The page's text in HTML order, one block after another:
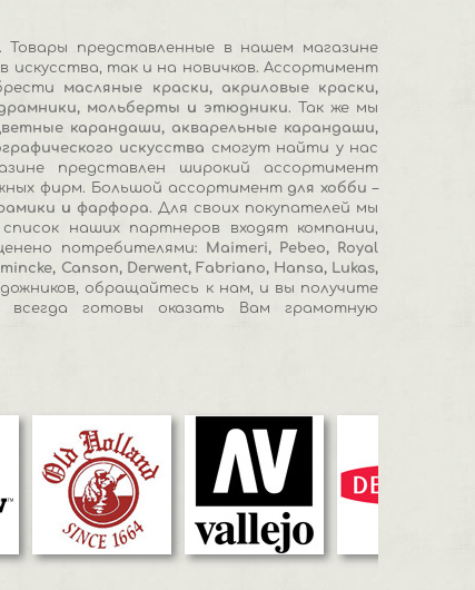
представленные в нашем магазине
искусства, так и на новичков. Ассортимент
масляные краски, акриловые краски,
, мольберты и этюдники. Так же мы
карандаши, акварельные карандаши,
искусства смогут найти у нас
представлен широкий ассортимент
фирм. Большой ассортимент для хобби –
и фарфора. Для своих покупателей мы
наших партнеров входят компании,
потребителями:
Maimeri, Pebeo,
Royal
, Canson, Derwent, Fabriano, Hansa, Lukas,
обращайтесь к нам, и вы получите
готовы оказать Вам грамотную